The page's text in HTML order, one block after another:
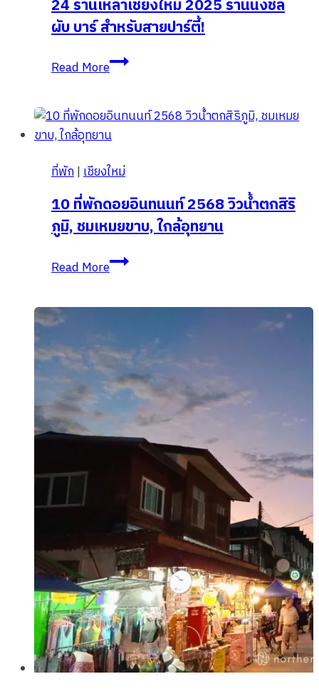
ที่
สาย
ต้อง
หมุด
24 ร้านเหล้าเชียงใหม่ 2025 ร้านนั่งชิล
ผับ บาร์ สำหรับสายปาร์ตี้!
Read More24
ร้าน
เชียงใหม่
2025
นั่ง
ผับ
บาร์
สำหรับ
สาย
ที่พัก|เชียงใหม่
10 ที่พักดอยอินทนนท์ 2568 วิวน้ำตกสิริ
ภูมิ, ชมเหมยขาบ, ใกล้อุทยาน
Read More10
ที่พัก
นท์
2568
วิว
น้ำตก
สิริ
ใกล้
อุทยาน